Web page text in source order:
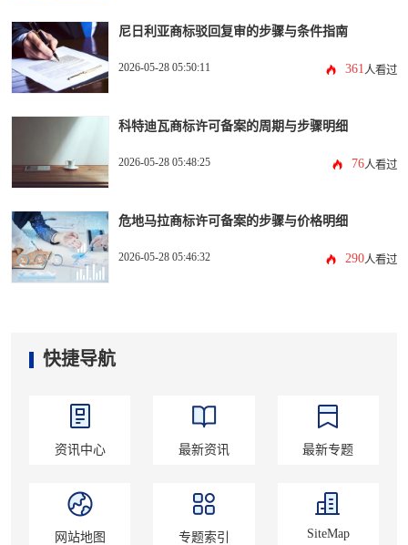
尼日利亚商标驳回复审的步骤与条件指南
2026-05-28 05:50:11 361人看过
科特迪瓦商标许可备案的周期与步骤明细
2026-05-28 05:48:25 76人看过
危地马拉商标许可备案的步骤与价格明细
2026-05-28 05:46:32 290人看过
快捷导航
资讯中心 最新资讯 最新专题
网站地图 专题索引 SiteMap